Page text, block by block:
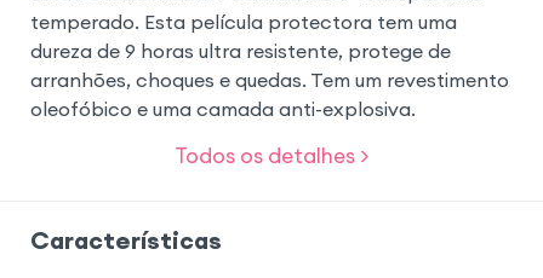
temperado. Esta película protectora tem uma
dureza de 9 horas ultra resistente, protege de
arranhões, choques e quedas. Tem um revestimento
oleofóbico e uma camada anti-explosiva.
Todos os detalhes >
Características